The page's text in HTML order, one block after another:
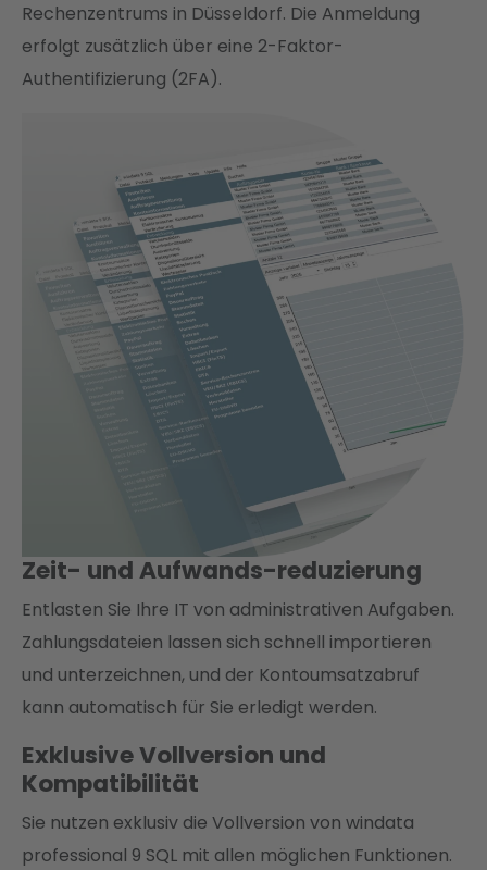
Rechenzentrums in Düsseldorf. Die Anmeldung
erfolgt zusätzlich über eine 2-Faktor-
Authentifizierung (2FA).
Zeit- und Aufwands-reduzierung
Entlasten Sie Ihre IT von administrativen Aufgaben.
Zahlungsdateien lassen sich schnell importieren
und unterzeichnen, und der Kontoumsatzabruf
kann automatisch für Sie erledigt werden.
Exklusive Vollversion und
Kompatibilität
Sie nutzen exklusiv die Vollversion von windata
professional 9 SQL mit allen möglichen Funktionen.